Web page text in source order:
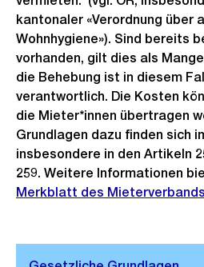
kantonaler «Verordnung über
Wohnhygiene»). Sind bereits
vorhanden, gilt dies als
die Behebung ist in diesem
verantwortlich. Die Kosten
die Mieter*innen übertragen
Grundlagen dazu finden sich
insbesondere in den Artikeln
259. Weitere Informationen
Merkblatt des Mieterverbands